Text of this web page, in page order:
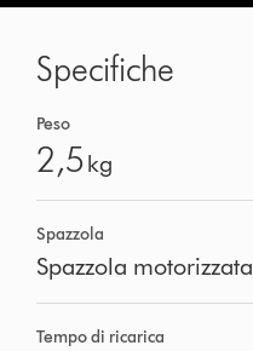
Specifiche
Peso
2,5 kg
Spazzola
Spazzola
Tempo di ricarica